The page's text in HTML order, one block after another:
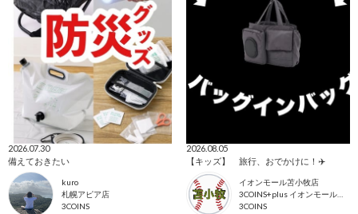
2026.07.30
備えておきたい
kuro
札幌アピア店
3COINS
2026.08.05
【キッズ】 旅行、おでかけに！✈️
イオンモール苫小牧店
3COINS